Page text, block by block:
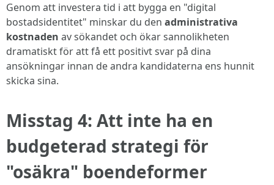
Genom att investera tid i att bygga en "digital
bostadsidentitet" minskar du den administrativa
kostnaden av sökandet och ökar sannolikheten
dramatiskt för att få ett positivt svar på dina
ansökningar innan de andra kandidaterna ens hunnit
skicka sina.
Misstag 4: Att inte ha en
budgeterad strategi för
"osäkra" boendeformer